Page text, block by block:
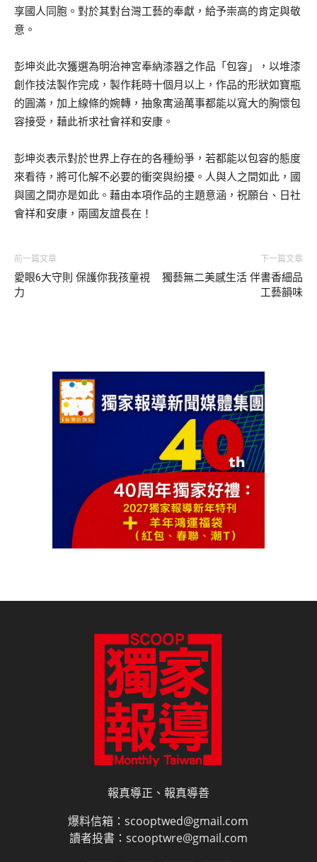
享國人同胞。對於其對台灣工藝的奉獻，給予崇高的肯定與敬
意。
彭坤炎此次獲選為明治神宮奉納漆器之作品「包容」，以堆漆
創作技法製作完成，製作耗時十個月以上，作品的形狀如寶瓶
的圓滿，加上線條的婉轉，抽象寓涵萬事都能以寬大的胸懷包
容接受，藉此祈求社會祥和安康。
彭坤炎表示對於世界上存在的各種紛爭，若都能以包容的態度
來看待，將可化解不必要的衝突與紛擾。人與人之間如此，國
與國之間亦是如此。藉由本項作品的主題意涵，祝願台、日社
會祥和安康，兩國友誼長在！
前一篇文章
愛眼6大守則 保護你我孩童視
力
下一篇文章
獨藝無二美感生活 伴書香細品
工藝韻味
報真導正、報真導善
爆料信箱：scooptwed@gmail.com
讀者投書：scooptwre@gmail.com